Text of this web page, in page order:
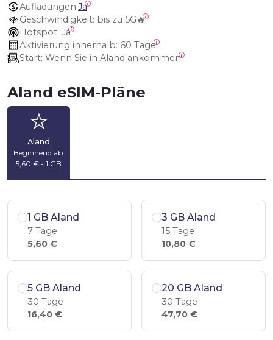
Aufladungen:Ja
Geschwindigkeit: bis zu 5G🔥
Hotspot: Ja
Aktivierung innerhalb: 60 Tage
Start: Wenn Sie in Aland ankommen
Aland eSIM-Pläne
Aland
Beginnend ab:
5,60 € - 1 GB
1 GB Aland
7 Tage
5,60 €
3 GB Aland
15 Tage
10,80 €
5 GB Aland
30 Tage
16,40 €
20 GB Aland
30 Tage
47,70 €